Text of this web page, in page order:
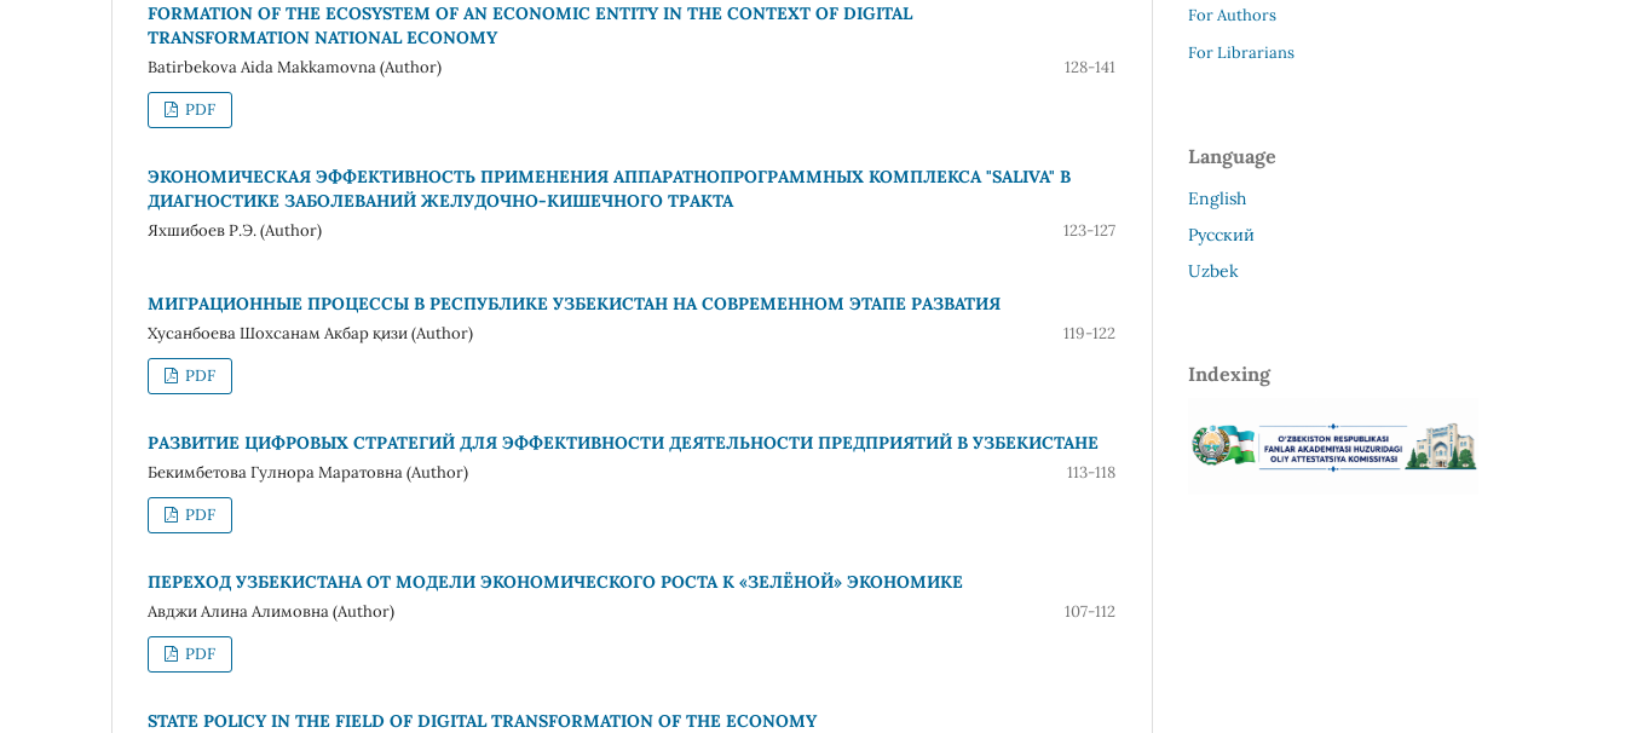
FORMATION OF THE ECOSYSTEM OF AN ECONOMIC ENTITY IN THE CONTEXT OF DIGITAL
TRANSFORMATION NATIONAL ECONOMY
Batirbekova Aida Makkamovna (Author) 128-141
PDF
ЭКОНОМИЧЕСКАЯ ЭФФЕКТИВНОСТЬ ПРИМЕНЕНИЯ АППАРАТНОПРОГРАММНЫХ КОМПЛЕКСА "SALIVA" В
ДИАГНОСТИКЕ ЗАБОЛЕВАНИЙ ЖЕЛУДОЧНО-КИШЕЧНОГО ТРАКТА
Яхшибоев Р.Э. (Author) 123-127
МИГРАЦИОННЫЕ ПРОЦЕССЫ В РЕСПУБЛИКЕ УЗБЕКИСТАН НА СОВРЕМЕННОМ ЭТАПЕ РАЗВАТИЯ
Хусанбоева Шохсанам Акбар қизи (Author) 119-122
PDF
РАЗВИТИЕ ЦИФРОВЫХ СТРАТЕГИЙ ДЛЯ ЭФФЕКТИВНОСТИ ДЕЯТЕЛЬНОСТИ ПРЕДПРИЯТИЙ В УЗБЕКИСТАНЕ
Бекимбетова Гулнора Маратовна (Author) 113-118
PDF
ПЕРЕХОД УЗБЕКИСТАНА ОТ МОДЕЛИ ЭКОНОМИЧЕСКОГО РОСТА К «ЗЕЛЁНОЙ» ЭКОНОМИКЕ
Авджи Алина Алимовна (Author) 107-112
PDF
STATE POLICY IN THE FIELD OF DIGITAL TRANSFORMATION OF THE ECONOMY
For Authors
For Librarians
Language
English
Русский
Uzbek
Indexing